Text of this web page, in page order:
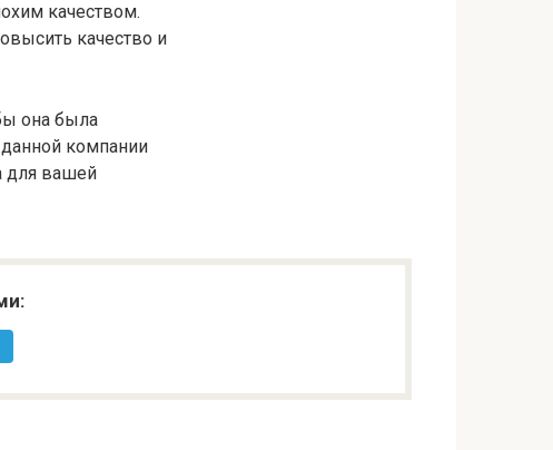
качеством.
качество и
она была
данной компании
для вашей